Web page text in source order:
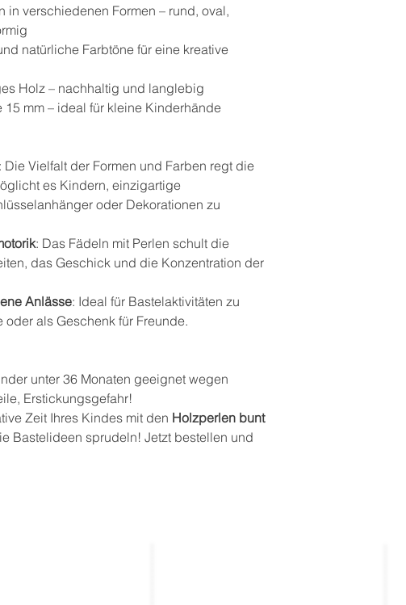
in verschiedenen Formen – rund, oval,
natürliche Farbtöne für eine kreative
Holz – nachhaltig und langlebig
15 mm – ideal für kleine Kinderhände
: Die Vielfalt der Formen und Farben regt die
es Kindern, einzigartige
oder Dekorationen zu
: Das Fädeln mit Perlen schult die
das Geschick und die Konzentration der
Anlässe: Ideal für Bastelaktivitäten zu
oder als Geschenk für Freunde.
unter 36 Monaten geeignet wegen
Erstickungsgefahr!
Zeit Ihres Kindes mit den Holzperlen bunt
Bastelideen sprudeln! Jetzt bestellen und